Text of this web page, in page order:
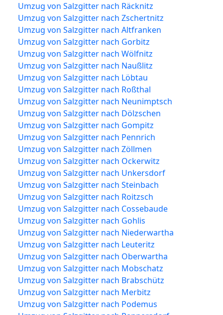
Umzug von Salzgitter nach Räcknitz
Umzug von Salzgitter nach Zschertnitz
Umzug von Salzgitter nach Altfranken
Umzug von Salzgitter nach Gorbitz
Umzug von Salzgitter nach Wölfnitz
Umzug von Salzgitter nach Naußlitz
Umzug von Salzgitter nach Löbtau
Umzug von Salzgitter nach Roßthal
Umzug von Salzgitter nach Neunimptsch
Umzug von Salzgitter nach Dölzschen
Umzug von Salzgitter nach Gompitz
Umzug von Salzgitter nach Pennrich
Umzug von Salzgitter nach Zöllmen
Umzug von Salzgitter nach Ockerwitz
Umzug von Salzgitter nach Unkersdorf
Umzug von Salzgitter nach Steinbach
Umzug von Salzgitter nach Roitzsch
Umzug von Salzgitter nach Cossebaude
Umzug von Salzgitter nach Gohlis
Umzug von Salzgitter nach Niederwartha
Umzug von Salzgitter nach Leuteritz
Umzug von Salzgitter nach Oberwartha
Umzug von Salzgitter nach Mobschatz
Umzug von Salzgitter nach Brabschütz
Umzug von Salzgitter nach Merbitz
Umzug von Salzgitter nach Podemus